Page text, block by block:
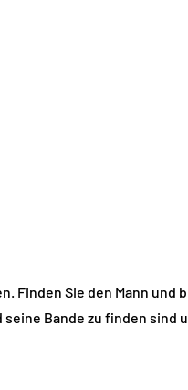
Finden Sie den Mann und
Bande zu finden sind